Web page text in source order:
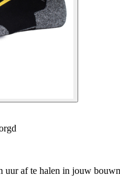
uur af te halen in jouw